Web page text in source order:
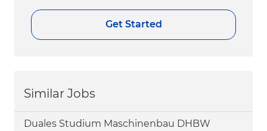
Get Started
Similar Jobs
Duales Studium Maschinenbau DHBW